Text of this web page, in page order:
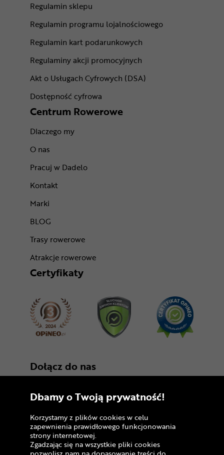
Regulamin sklepu
Regulamin programu lojalnościowego
Regulamin kart podarunkowych
Regulaminy akcji promocyjnych
Akt o Usługach Cyfrowych (DSA)
Dostępność cyfrowa
Centrum Rowerowe
Dlaczego my
O nas
Pracuj w Dadelo
Kontakt
Marki
BLOG
Trasy rowerowe
Atrakcje rowerowe
Certyfikaty
Dołącz do nas
Copyright © 2005 - 2026
Dbamy o Twoją prywatność!
Korzystamy z plików cookies w celu
zapewnienia prawidłowego funkcjonowania
strony internetowej.
Zgadzając się na wszystkie pliki cookies